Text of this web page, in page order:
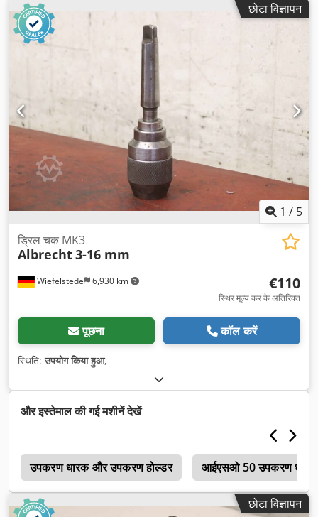
छोटा विज्ञापन
1 / 5
Wiefelstede 6,930 km
ड्रिल चक MK3
Albrecht3-16 mm
€110
स्थिर मूल्य कर के अतिरिक्त
पूछना कॉल करें
स्थिति:उपयोग किया हुआ,
और इस्तेमाल की गई मशीनें देखें
उपकरण धारक और उपकरण होल्डर आईएसओ 50 उपकरण धारक
छोटा विज्ञापन